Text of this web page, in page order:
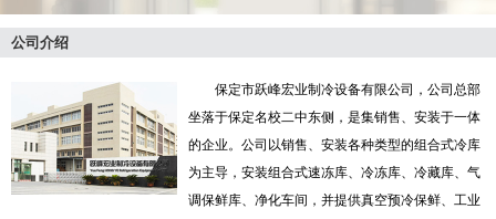
公司介绍
保定市跃峰宏业制冷设备有限公司，公司总部
坐落于保定名校二中东侧，是集销售、安装于一体
的企业。公司以销售、安装各种类型的组合式冷库
为主导，安装组合式速冻库、冷冻库、冷藏库、气
调保鲜库、净化车间，并提供真空预冷保鲜、工业